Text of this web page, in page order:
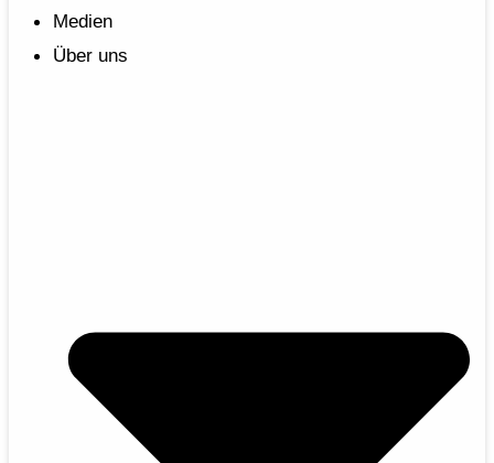
Medien
Über uns